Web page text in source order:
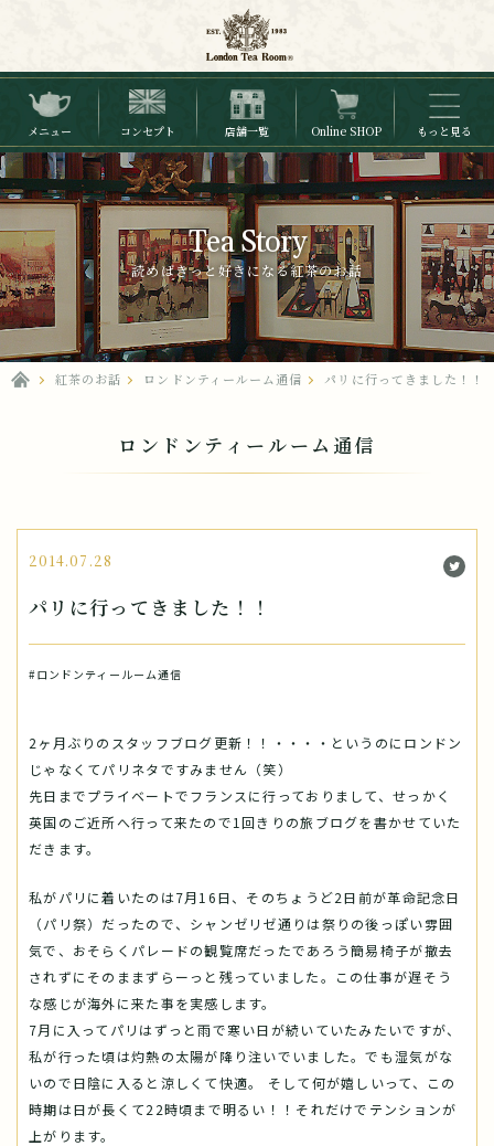
メニュー コンセプト 店舗一覧 Online SHOP もっと見る
Tea Story
読めばきっと好きになる紅茶のお話
紅茶のお話 ロンドンティールーム通信 パリに行ってきました！！
ロンドンティールーム通信
2014.07.28
パリに行ってきました！！
#ロンドンティールーム通信
2ヶ月ぶりのスタッフブログ更新！！・・・・というのにロンドン
じゃなくてパリネタですみません（笑）
先日までプライベートでフランスに行っておりまして、せっかく
英国のご近所へ行って来たので1回きりの旅ブログを書かせていた
だきます。
私がパリに着いたのは7月16日、そのちょうど2日前が革命記念日
（パリ祭）だったので、シャンゼリゼ通りは祭りの後っぽい雰囲
気で、おそらくパレードの観覧席だったであろう簡易椅子が撤去
されずにそのままずらーっと残っていました。この仕事が遅そう
な感じが海外に来た事を実感します。
7月に入ってパリはずっと雨で寒い日が続いていたみたいですが、
私が行った頃は灼熱の太陽が降り注いでいました。でも湿気がな
いので日陰に入ると涼しくて快適。 そして何が嬉しいって、この
時期は日が長くて22時頃まで明るい！！それだけでテンションが
上がります。